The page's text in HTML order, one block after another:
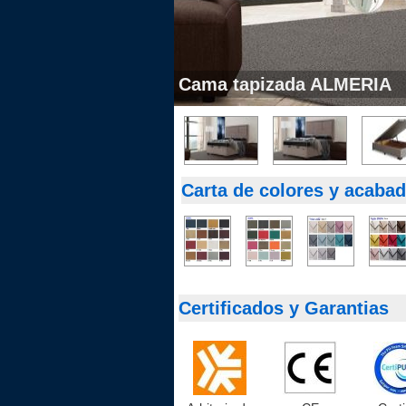
Cama tapizada ALMERIA
Carta de colores y
Certificados y Garantias